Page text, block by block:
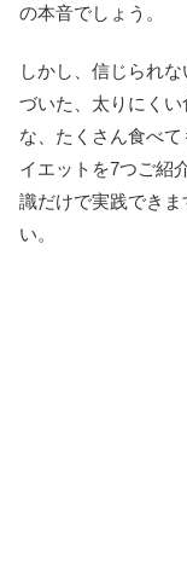
の本音でしょう。
しかし、信じられ
づいた、太りにく
な、たくさん食べ
イエットを7つご紹
識だけで実践でき
い。